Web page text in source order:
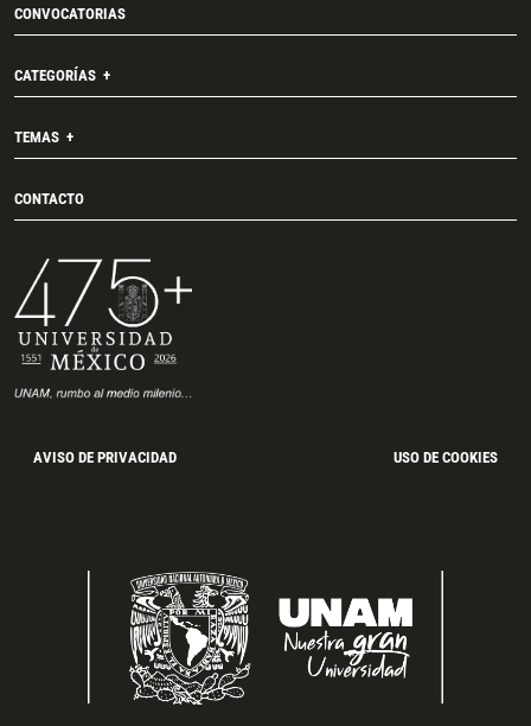
CONVOCATORIAS
CATEGORÍAS
TEMAS
CONTACTO
AVISO DE PRIVACIDAD USO DE COOKIES